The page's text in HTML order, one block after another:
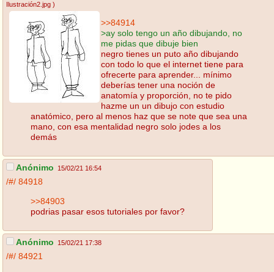
Ilustración2.jpg )
>>84914
>ay solo tengo un año dibujando, no
me pidas que dibuje bien
negro tienes un puto año dibujando
con todo lo que el internet tiene para
ofrecerte para aprender... mínimo
deberías tener una noción de
anatomía y proporción, no te pido
hazme un un dibujo con estudio
anatómico, pero al menos haz que se note que sea una
mano, con esa mentalidad negro solo jodes a los
demás
Anónimo 15/02/21 16:54
/#/ 84918
>>84903
podrias pasar esos tutoriales por favor?
Anónimo 15/02/21 17:38
/#/ 84921